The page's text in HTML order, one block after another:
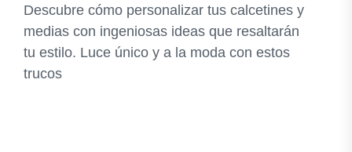
Descubre cómo personalizar tus calcetines y
medias con ingeniosas ideas que resaltarán
tu estilo. Luce único y a la moda con estos
trucos